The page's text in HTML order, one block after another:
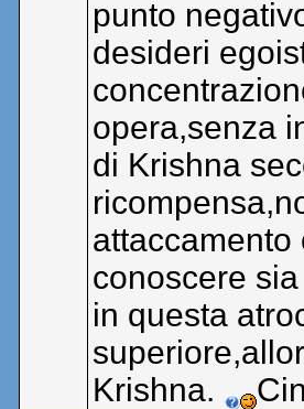
punto
desideri
opera,senza
di Krishna
conoscere
in questa
Krishna.